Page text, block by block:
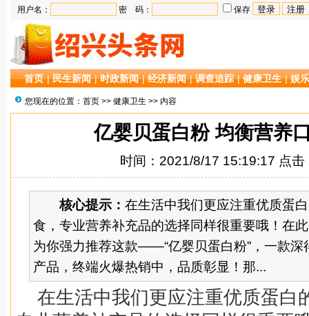
用户名： 密 码： 保存
首页 |民生新闻 |时政新闻 |经济新闻 |调查追踪 |健康卫生 |娱
您现在的位置： 首页 >> 健康卫生 >> 内容
亿婴贝蛋白粉 均衡营养
时间：2021/8/17 15:19:17 点击
核心提示： 在生活中我们更应注重优质蛋
食，专业营养补充品的选择同样很重要哦！在
为你强力推荐这款——“亿婴贝蛋白粉”，一款深
产品，终端火爆热销中，品质彰显！那...
在生活中我们更应注重优质蛋白